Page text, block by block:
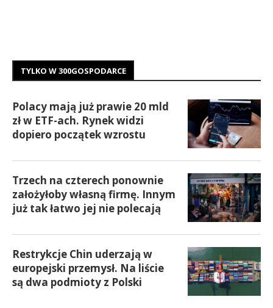
TYLKO W 300GOSPODARCE
Polacy mają już prawie 20 mld
zł w ETF-ach. Rynek widzi
dopiero początek wzrostu
Trzech na czterech ponownie
założyłoby własną firmę. Innym
już tak łatwo jej nie polecają
Restrykcje Chin uderzają w
europejski przemysł. Na liście
są dwa podmioty z Polski